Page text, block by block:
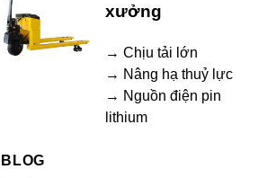
xưởng
→ Chịu tải lớn
→ Nâng hạ thuỷ lực
→ Nguồn điện pin
lithium
BLOG